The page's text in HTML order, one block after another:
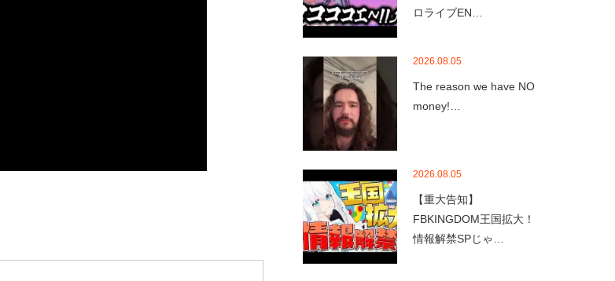
ロライブEN…
2026.08.05
The reason we have NO
money!…
2026.08.05
【重大告知】
FBKINGDOM王国拡大！
情報解禁SPじゃ…